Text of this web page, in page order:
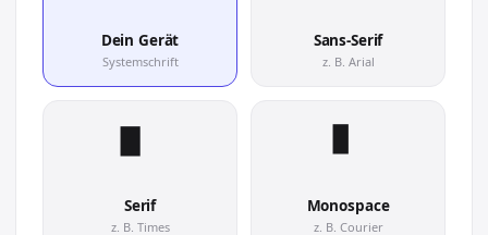
Dein Gerät
Systemschrift
Sans-Serif
z. B. Arial
▘︎
Serif
z. B. Times
▘︎
Monospace
z. B. Courier